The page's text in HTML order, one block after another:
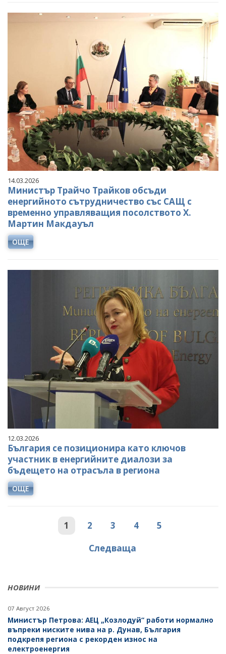
НОВИНИ
07 Август 2026
Министър Петрова: АЕЦ „Козлодуй“ работи нормално
въпреки ниските нива на р. Дунав, България
подкрепя региона с рекорден износ на
електроенергия
14.03.2026
Министър Трайчо Трайков обсъди
енергийното сътрудничество със САЩ с
временно управляващия посолството Х.
Мартин Макдауъл
ОЩЕ
12.03.2026
България се позиционира като ключов
участник в енергийните диалози за
бъдещето на отрасъла в региона
ОЩЕ
1 2 3 4
5
Следваща